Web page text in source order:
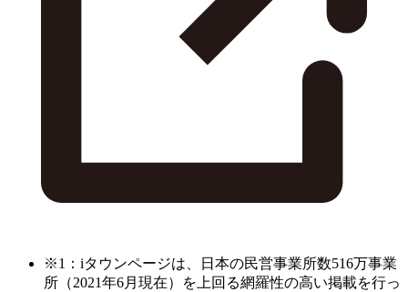
※1：iタウンページは、日本の民営事業所数516万事業
所（2021年6月現在）を上回る網羅性の高い掲載を行っ